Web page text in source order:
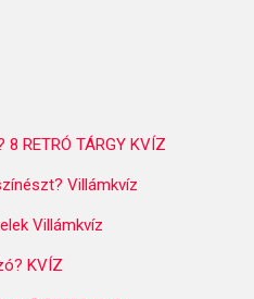
RETRÓ TÁRGY KVÍZ
Villámkvíz
Villámkvíz
KVÍZ